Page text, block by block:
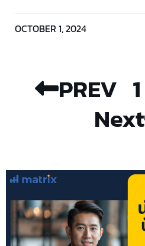
OCTOBER 1, 2024
PREV 1
Next